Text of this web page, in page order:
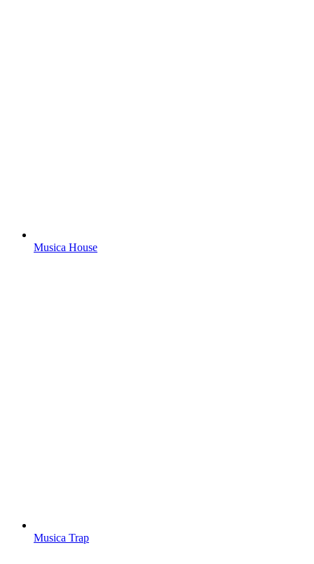
Musica House
Musica Trap